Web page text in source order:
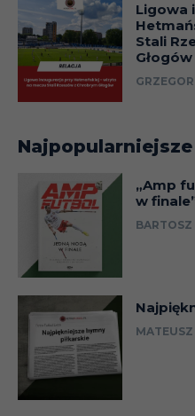
Ligowa
Stali
Głogów
Najpopularniejsze
„Amp
w
BARTOSZ